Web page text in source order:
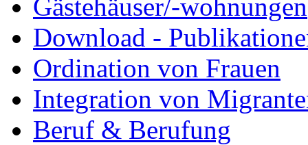
Gästehäuser/-wohnungen
Download -
Ordination von Frauen
Integration von
Beruf & Berufung